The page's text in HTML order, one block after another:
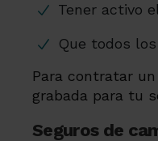
Tener activo
Que todos
Para contratar
grabada para tu
Seguros de